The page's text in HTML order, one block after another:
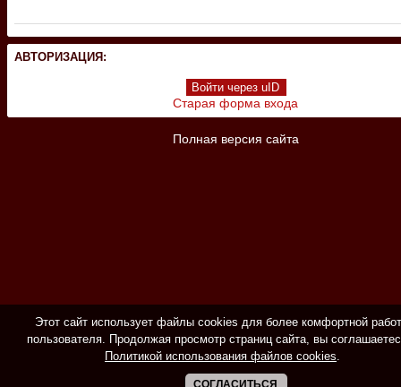
АВТОРИЗАЦИЯ:
Войти через uID
Старая форма входа
Полная версия сайта
Этот сайт использует файлы cookies для более комфортной
пользователя. Продолжая просмотр страниц сайта, вы
Политикой использования файлов cookies.
СОГЛАСИТЬСЯ